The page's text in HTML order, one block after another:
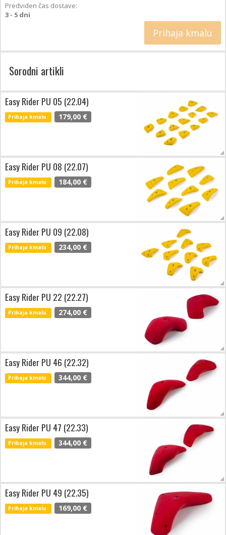
Predviden čas dostave:
3 - 5 dni
Prihaja kmalu
Sorodni artikli
Easy Rider PU 05 (22.04)
Prihaja kmalu 179,00 €
Easy Rider PU 08 (22.07)
Prihaja kmalu 184,00 €
Easy Rider PU 09 (22.08)
Prihaja kmalu 234,00 €
Easy Rider PU 22 (22.27)
Prihaja kmalu 274,00 €
Easy Rider PU 46 (22.32)
Prihaja kmalu 344,00 €
Easy Rider PU 47 (22.33)
Prihaja kmalu 344,00 €
Easy Rider PU 49 (22.35)
Prihaja kmalu 169,00 €